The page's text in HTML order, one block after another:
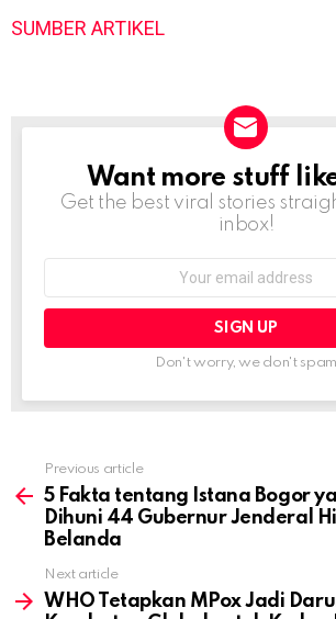
SUMBER ARTIKEL
NEWSLETTER
Want more stuff
Get the best viral stories
inbox!
Don't worry, we don't spam
more
Previous article
5 Fakta tentang Istana Bogor
Dihuni 44 Gubernur Jenderal
Belanda
Next article
WHO Tetapkan MPox Jadi